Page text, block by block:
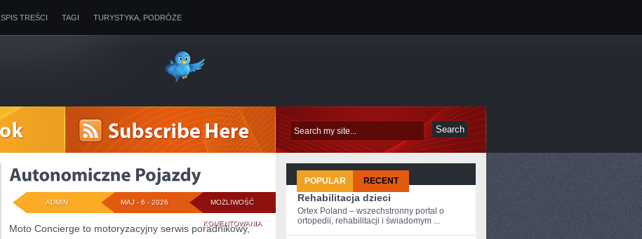
SPIS TREŚCI TAGI TURYSTYKA, PODRÓŻE
MOŻLIWOŚĆ
KOMENTOWANIAAUTONOMICZNE
MAJ - 6 - 2026
ADMIN
Moto Concierge to motoryzacyjny serwis poradnikowy,
POPULAR RECENT
Rehabilitacja dzieci
Ortex Poland – wszechstronny portal o
ortopedii, rehabilitacji i świadomym ...